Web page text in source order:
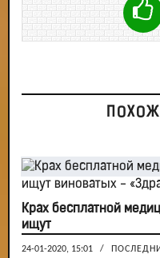
Крах бесплатной
ищут
24-01-2020, 15:01 /